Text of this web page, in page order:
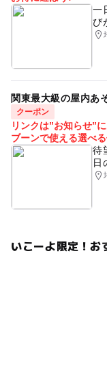
一
び
関東最大級の屋内あ
クーポン
リンクは”お知らせ”
ブーンで使える選べ
待
日
いこーよ限定！お